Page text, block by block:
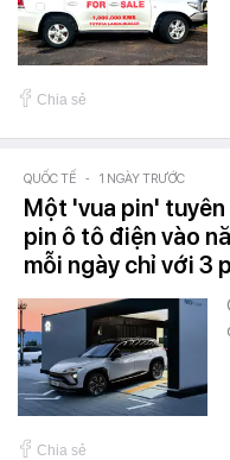
Chia sẻ
QUỐC TẾ - 1 NGÀY TRƯỚC
Một 'vua pin'
pin ô tô điện vào
mỗi ngày chỉ với 3
Chia sẻ